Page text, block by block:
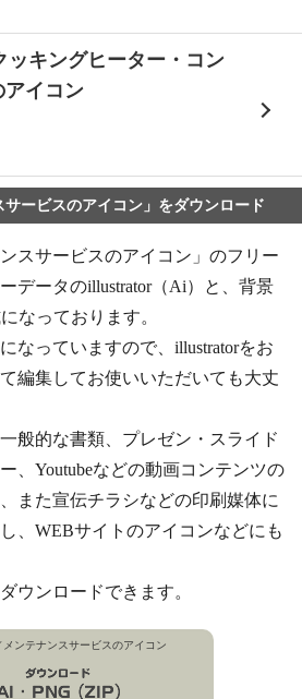
ッキングヒーター・コン
アイコン
サービスのアイコン」をダウンロード
スサービスのアイコン」のフリー
データのillustrator（Ai）と、背景
なっております。
なっていますので、illustratorをお
編集してお使いいただいても大丈
般的な書類、プレゼン・スライド
、Youtubeなどの動画コンテンツの
また宣伝チラシなどの印刷媒体に
、WEBサイトのアイコンなどにも
ウンロードできます。
メンテナンスサービスのアイコン